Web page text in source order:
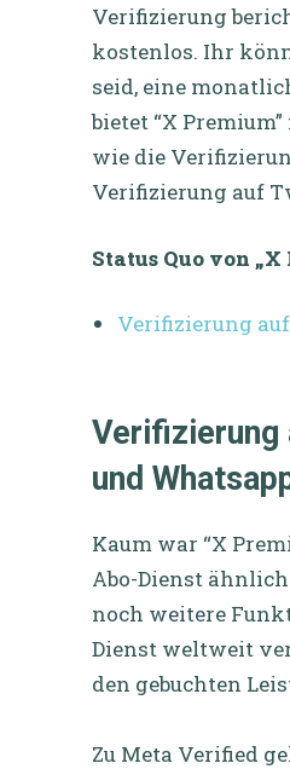
Verifizierung
kostenlos. Ihr
seid, eine
bietet “X
wie die
Verifizierung auf
Status Quo von
Verifizierung
Verifizierung
und
Kaum war “X
Abo-Dienst
noch weitere
Dienst weltweit
den gebuchten
Zu Meta Verified